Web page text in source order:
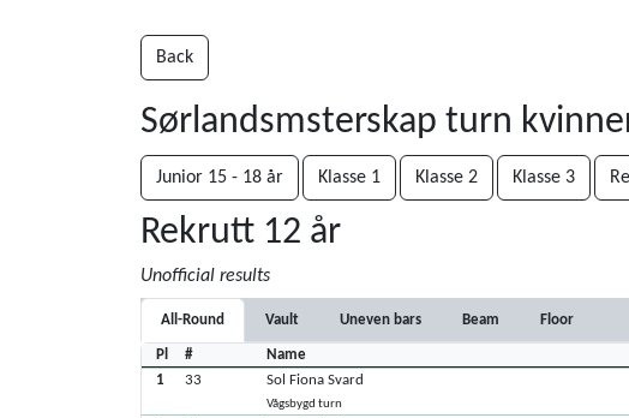
Back
Sørlandsmsterskap turn
Junior 15 - 18 år Klasse 1 Klasse 2 Klasse 3
Rekrutt 12 år
Unofficial results
All-Round Vault Uneven bars Beam Floor
Pl # Name
1
33 Sol Fiona Svard
Vågsbygd turn